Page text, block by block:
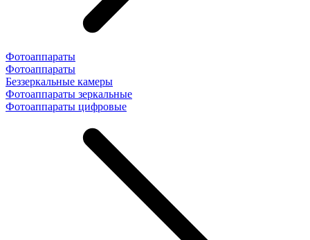
Фотоаппараты
Фотоаппараты
Беззеркальные камеры
Фотоаппараты зеркальные
Фотоаппараты цифровые